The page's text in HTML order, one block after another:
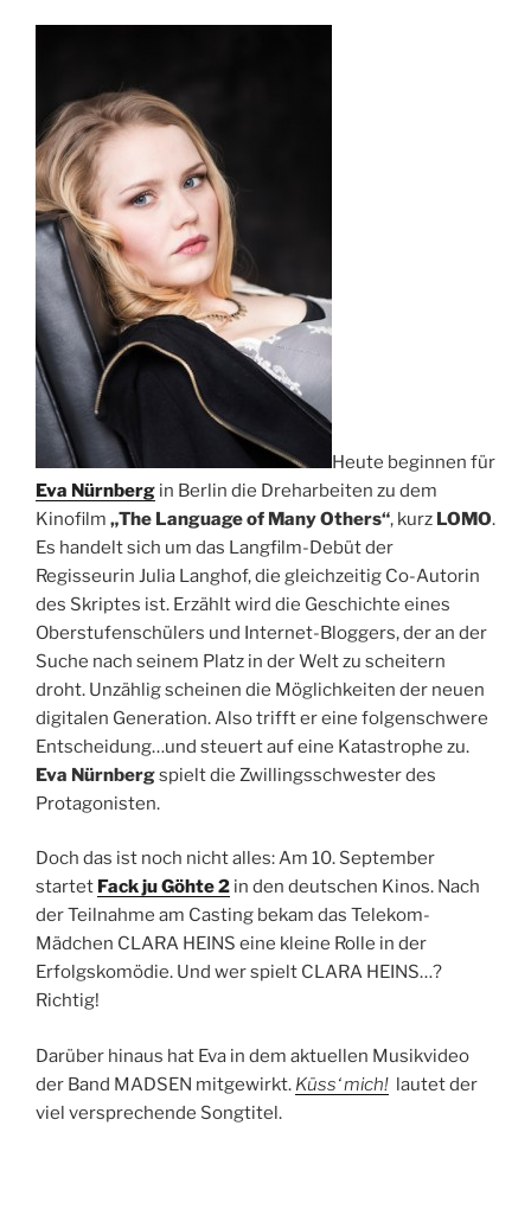
Heute beginnen für
Eva Nürnberg in Berlin die Dreharbeiten zu dem
Kinofilm „The Language of Many Others“, kurz LOMO.
Es handelt sich um das Langfilm-Debüt der
Regisseurin Julia Langhof, die gleichzeitig Co-Autorin
des Skriptes ist. Erzählt wird die Geschichte eines
Oberstufenschülers und Internet-Bloggers, der an der
Suche nach seinem Platz in der Welt zu scheitern
droht. Unzählig scheinen die Möglichkeiten der neuen
digitalen Generation. Also trifft er eine folgenschwere
Entscheidung…und steuert auf eine Katastrophe zu.
Eva Nürnbergspielt die Zwillingsschwester des
Protagonisten.
Doch das ist noch nicht alles: Am 10. September
startet Fack ju Göhte 2 in den deutschen Kinos. Nach
der Teilnahme am Casting bekam das Telekom-
Mädchen CLARA HEINS eine kleine Rolle in der
Erfolgskomödie. Und wer spielt CLARA HEINS…?
Richtig!
Darüber hinaus hat Eva in dem aktuellen Musikvideo
der Band MADSEN mitgewirkt. Küss‘ mich! lautet der
viel versprechende Songtitel.